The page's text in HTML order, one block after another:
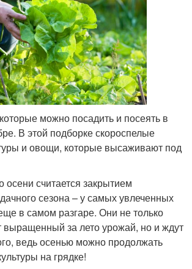
можно посадить и посеять в
В этой подборке скороспелые
и овощи, которые высаживают под
осени считается закрытием
сезона – у самых увлеченных
в самом разгаре. Они не только
выращенный за лето урожай, но и ждут
ведь осенью можно продолжать
на грядке!